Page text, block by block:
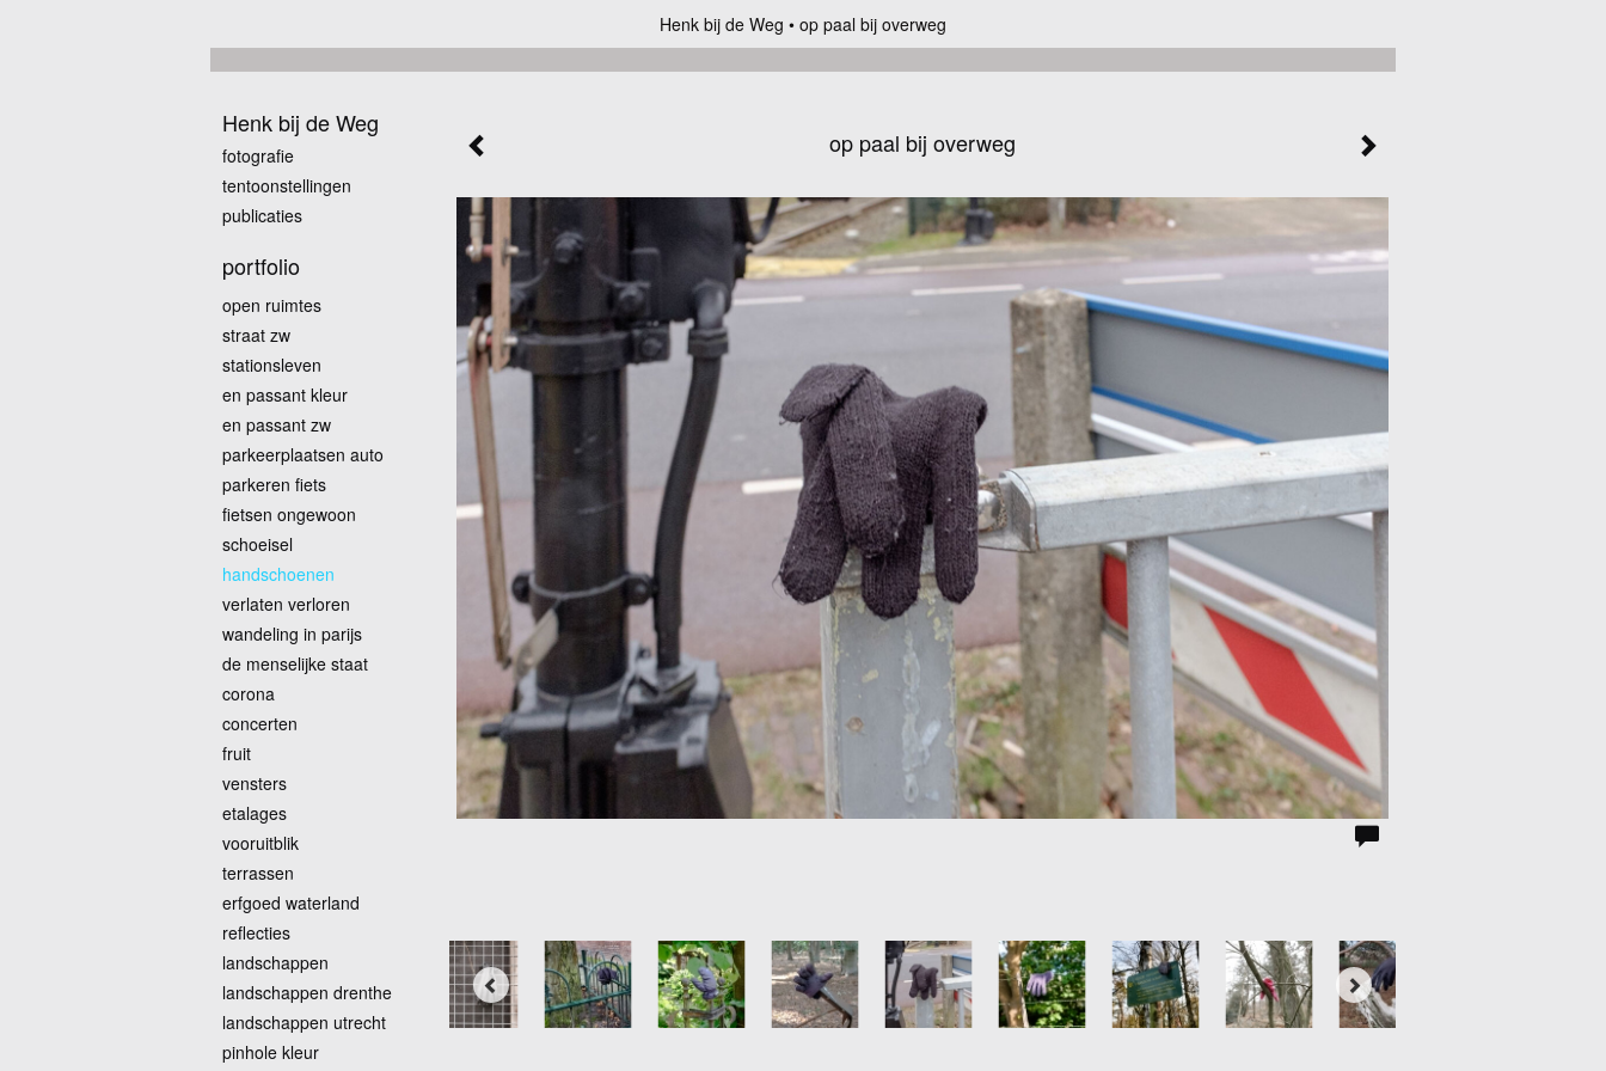
Henk bij de Weg op paal bij overweg
op paal bij overweg
Henk bij de Weg
fotografie
tentoonstellingen
publicaties
portfolio
open ruimtes
straat zw
stationsleven
en passant kleur
en passant zw
parkeerplaatsen auto
parkeren fiets
fietsen ongewoon
schoeisel
handschoenen
verlaten verloren
wandeling in parijs
de menselijke staat
corona
concerten
fruit
vensters
etalages
vooruitblik
terrassen
erfgoed waterland
reflecties
landschappen
landschappen drenthe
landschappen utrecht
pinhole kleur